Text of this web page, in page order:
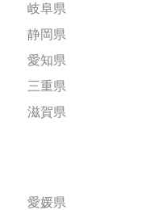
岐阜県
静岡県
愛知県
三重県
滋賀県
愛媛県